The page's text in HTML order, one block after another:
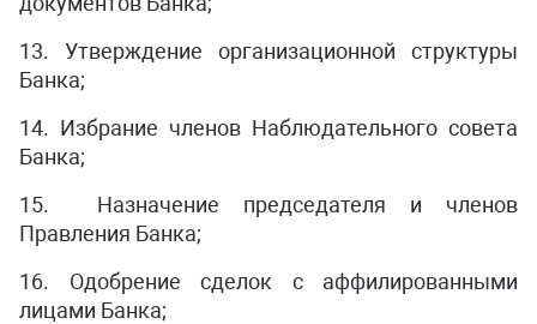
13. Утверждение организационной структуры
Банка;
14. Избрание членов Наблюдательного совета
Банка;
15. Назначение председателя и членов
Правления Банка;
16. Одобрение сделок с аффилированными
лицами Банка;